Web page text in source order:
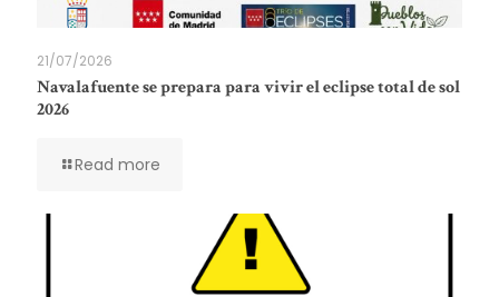
21/07/2026
Navalafuente se prepara para vivir el eclipse total de sol
2026
Read more